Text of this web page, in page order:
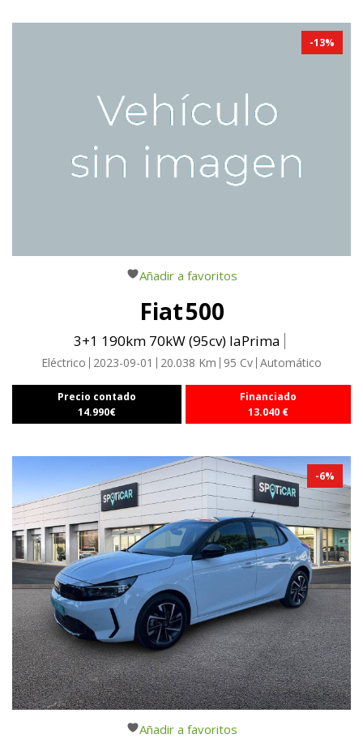
-13%
Añadir a favoritos
Fiat500
3+1 190km 70kW (95cv) laPrima
Eléctrico 2023-09-01 20.038 Km 95 Cv Automático
Precio contado
14.990€
Financiado
13.040 €
-6%
Añadir a favoritos